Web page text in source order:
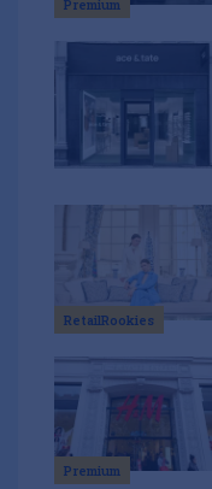
Premium
RetailRookies
Premium